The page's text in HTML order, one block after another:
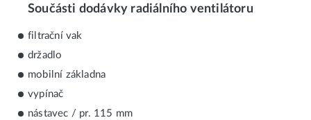
Součásti dodávky radiálního ventilátoru
filtrační vak
držadlo
mobilní základna
vypínač
nástavec / pr. 115 mm